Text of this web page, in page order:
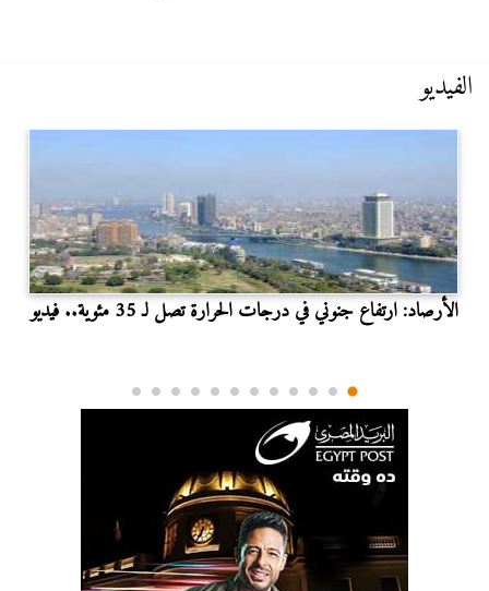
الفيديو
الأرصاد: ارتفاع جنوني في درجات الحرارة تصل لـ 35 مئوية.. فيديو